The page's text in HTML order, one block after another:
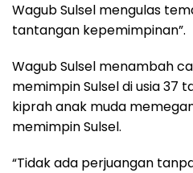
Wagub Sulsel mengulas
tantangan kepemimpinan”.
Wagub Sulsel menambah
memimpin Sulsel di usia 37
kiprah anak muda
memimpin Sulsel.
“Tidak ada perjuangan